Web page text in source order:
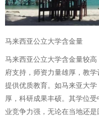
马来西亚公立大学含金量
马来西亚公立大学含金量较
府支持，师资力量雄厚，教
提供优质教育。如马来亚大
厚，科研成果丰硕。其学位
业竞争力强，无论在当地还